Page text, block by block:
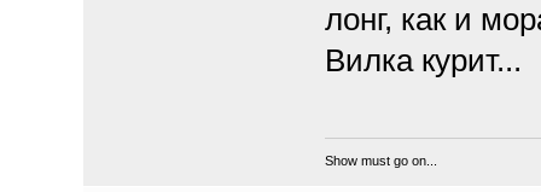
лонг, как и
Вилка курит...
Show must go on...